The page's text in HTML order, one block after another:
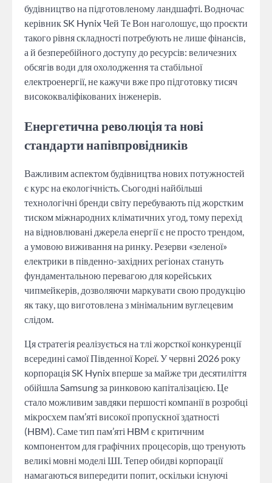
будівництво на підготовленому ландшафті. Водночас
керівник SK Hynix Чей Те Вон наголошує, що проєкти
такого рівня складності потребують не лише фінансів,
а й безперебійного доступу до ресурсів: величезних
обсягів води для охолодження та стабільної
електроенергії, не кажучи вже про підготовку тисяч
висококваліфікованих інженерів.
Енергетична революція та нові
стандарти напівпровідників
Важливим аспектом будівництва нових потужностей
є курс на екологічність. Сьогодні найбільші
технологічні бренди світу перебувають під жорстким
тиском міжнародних кліматичних угод, тому перехід
на відновлювані джерела енергії є не просто трендом,
а умовою виживання на ринку. Резерви «зеленої»
електрики в південно-західних регіонах стануть
фундаментальною перевагою для корейських
чипмейкерів, дозволяючи маркувати свою продукцію
як таку, що виготовлена з мінімальним вуглецевим
слідом.
Ця стратегія реалізується на тлі жорсткої конкуренції
всередині самої Південної Кореї. У червні 2026 року
корпорація SK Hynix вперше за майже три десятиліття
обійшла Samsung за ринковою капіталізацією. Це
стало можливим завдяки першості компанії в розробці
мікросхем пам’яті високої пропускної здатності
(HBM). Саме тип пам’яті HBM є критичним
компонентом для графічних процесорів, що тренують
великі мовні моделі ШІ. Тепер обидві корпорації
намагаються випередити попит, оскільки існуючі